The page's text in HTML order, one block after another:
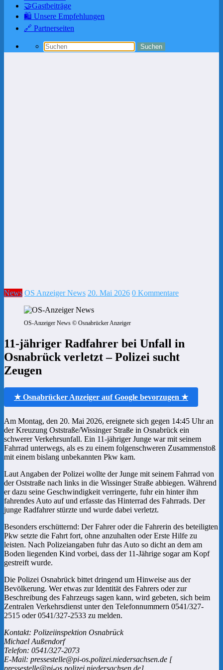
🤝Gastbeiträge
🛍️ Unsere Empfehlungen
🔗 Partnerseiten
News OS Anzeiger News 20. Mai 2026 0 Kommentare
OS-Anzeiger News © Osnabrücker Anzeiger
11-jähriger Radfahrer bei Unfall in
Osnabrück verletzt – Polizei sucht
Zeugen
★ Osnabrücker Anzeiger auf Google bevorzugen ★
Am Montag, den 20. Mai 2026, ereignete sich gegen 14:45 Uhr an
der Kreuzung Oststraße/Wissinger Straße in Osnabrück ein
schwerer Verkehrsunfall. Ein 11-jähriger Junge war mit seinem
Fahrrad unterwegs, als es zu einem folgenschweren Zusammenstoß
mit einem bislang unbekannten Pkw kam.
Laut Angaben der Polizei wollte der Junge mit seinem Fahrrad von
der Oststraße nach links in die Wissinger Straße abbiegen. Während
er dazu seine Geschwindigkeit verringerte, fuhr ein hinter ihm
fahrendes Auto auf und erfasste das Hinterrad des Fahrrads. Der
junge Radfahrer stürzte und wurde dabei verletzt.
Besonders erschütternd: Der Fahrer oder die Fahrerin des beteiligten
Pkw setzte die Fahrt fort, ohne anzuhalten oder Erste Hilfe zu
leisten. Nach Polizeiangaben fuhr das Auto so dicht an dem am
Boden liegenden Kind vorbei, dass der 11-Jährige sogar am Kopf
gestreift wurde.
Die Polizei Osnabrück bittet dringend um Hinweise aus der
Bevölkerung. Wer etwas zur Identität des Fahrers oder zur
Beschreibung des Fahrzeugs sagen kann, wird gebeten, sich beim
Zentralen Verkehrsdienst unter den Telefonnummern 0541/327-
2515 oder 0541/327-2533 zu melden.
Kontakt: Polizeiinspektion Osnabrück
Michael Außendorf
Telefon: 0541/327-2073
E-Mail: pressestelle@pi-os.polizei.niedersachsen.de [
pressestelle@pi-os.polizei.niedersachsen.de]